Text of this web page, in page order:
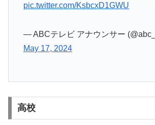
pic.twitter.com/KsbcxD1GWU
— ABCテレビ アナウンサー
May 17, 2024
高校